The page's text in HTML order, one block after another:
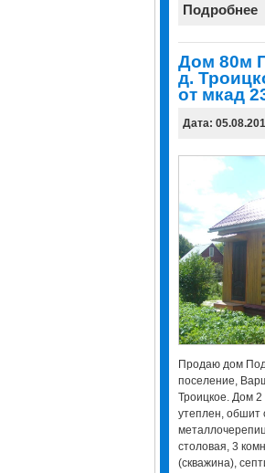
Подробнее
Дом 80м
д.
от мкад
Дата:
Продаю дом
поселение,
Троицкое. Дом 2
утеплен, обшит
столовая, 3
(скважина),